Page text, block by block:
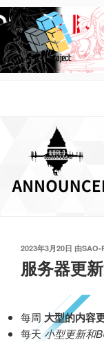
跳
至
内
容
SAO-
告示牌 –
发
布
于
2023年3月20日 由SAO-
服务器更
每周 大型的内容
每天小型更新和